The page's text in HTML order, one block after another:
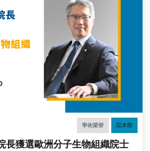
學術榮譽 院本部
長獲選歐洲分子生物組織院士